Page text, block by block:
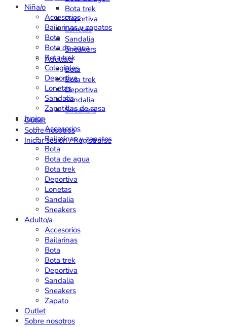
Niña/o
Accesorios
Bailarinas y zapatos
Bota
Bota de agua
Bota trek
Colegiales
Deportiva
Lonetas
Sandalia
Zapatillas de casa
Junior
Accesorios
Bailarinas y zapatos
Bota
Bota de agua
Bota trek
Deportiva
Lonetas
Sandalia
Sneakers
Adulto/a
Accesorios
Bailarinas
Bota
Bota trek
Deportiva
Sandalia
Sneakers
Zapato
Outlet
Sobre nosotros
Bota trek
Deportiva
Lonetas
Sandalia
Sneakers
Adulto/a
Bota
Bota trek
Deportiva
Sandalia
Sneakers
Outlet
Sobre nosotros
Iniciar sesión / Registrarse